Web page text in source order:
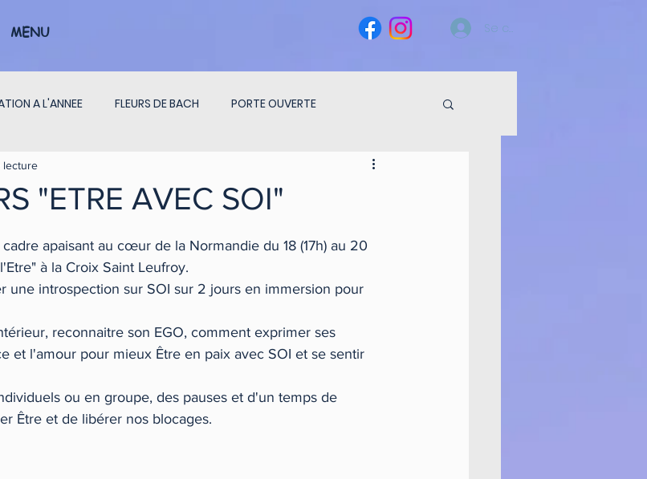
MENU Se connecter
A L'ANNEE FLEURS DE BACH PORTE OUVERTE
PENSEES DU JOUR
"ETRE AVEC SOI"
lecture
apaisant au cœur de la Normandie du 18 (17h) au 20
à la Croix Saint Leufroy.
une introspection sur SOI sur 2 jours en immersion pour
reconnaitre son EGO, comment exprimer ses
et l'amour pour mieux Être en paix avec SOI et se sentir
ou en groupe, des pauses et d'un temps de
Être et de libérer nos blocages.